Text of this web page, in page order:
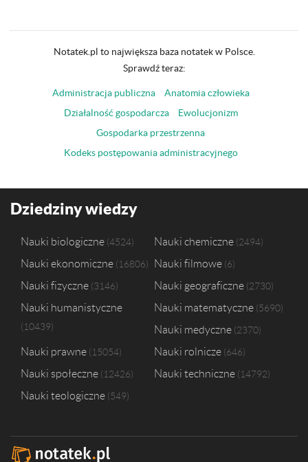
Notatek.pl to największa baza notatek w Polsce.
Sprawdź teraz:
Administracja publiczna
Anatomia człowieka
Działalność gospodarcza
Ewolucjonizm
Gospodarka przestrzenna
Kodeks postępowania administracyjnego
Dziedziny wiedzy
Nauki biologiczne 4524 Nauki chemiczne 2494
Nauki ekonomiczne 16806 Nauki filmowe 6
Nauki fizyczne 3146 Nauki geograficzne 2730
Nauki humanistyczne
10439
Nauki matematyczne 5690
Nauki medyczne 2370
Nauki prawne 15054 Nauki rolnicze 646
Nauki społeczne 12426 Nauki techniczne 14792
Nauki teologiczne 549